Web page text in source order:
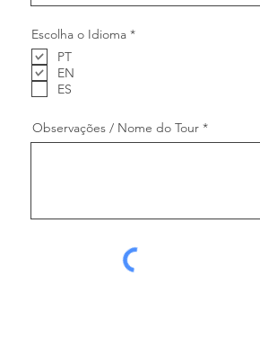
Escolha o Idioma *O
r
i
PT
EN
ES
Observações / Nome do Tour